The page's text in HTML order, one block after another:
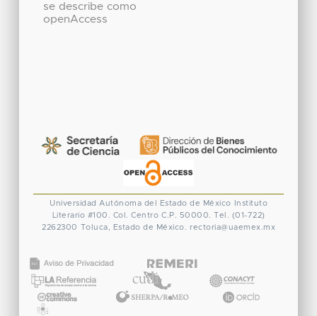
se describe como
openAccess
Universidad Autónoma del Estado de México
Instituto
Literario #100. Col. Centro C.P. 50000. Tel. (01-722)
2262300
Toluca, Estado de México. rectoria@uaemex.mx